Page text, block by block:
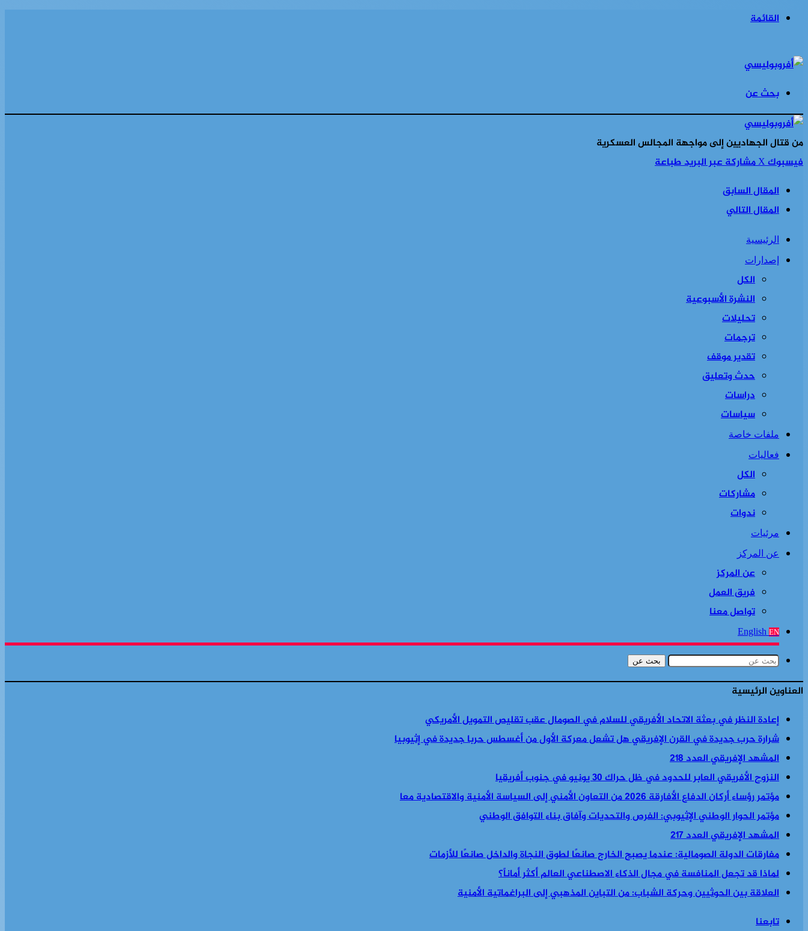
القائمة
بحث عن
من قتال الجهاديين إلى مواجهة المجالس العسكرية
فيسبوك‫Xمشاركة عبر البريدطباعة
المقال السابق
المقال التالي
الرئيسية
إصدارات
الكل
النشرة الأسبوعية
تحليلات
ترجمات
تقدير موقف
حدث وتعليق
دراسات
سياسات
ملفات خاصة
فعاليات
الكل
مشاركات
ندوات
مرئيات
عن المركز
عن المركز
فريق العمل
تواصل معنا
English EN
بحث عن
العناوين الرئيسية
إعادة النظر في بعثة الاتحاد الأفريقي للسلام في الصومال عقب تقليص التمويل الأمريكي
شرارة حرب جديدة في القرن الإفريقي هل تشعل معركة الأول من أغسطس حربا جديدة في إثيوبيا
المشهد الإفريقي العدد 218
النزوح الأفريقي العابر للحدود في ظل حراك 30 يونيو في جنوب أفريقيا
مؤتمر رؤساء أركان الدفاع الأفارقة 2026 من التعاون الأمني إلى السياسة الأمنية والاقتصادية معا
مؤتمر الحوار الوطني الإثيوبي: الفرص والتحديات وآفاق بناء التوافق الوطني
المشهد الإفريقي العدد 217
مفارقات الدولة الصومالية: عندما يصبح الخارج صانعًا لطوق النجاة والداخل صانعًا للأزمات
لماذا قد تجعل المنافسة في مجال الذكاء الاصطناعي العالم أكثر أماناً؟
العلاقة بين الحوثيين وحركة الشباب: من التباين المذهبي إلى البراغماتية الأمنية
تابعنا